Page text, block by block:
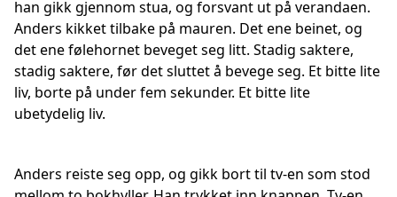
han gikk gjennom stua, og forsvant ut på verandaen.
Anders kikket tilbake på mauren. Det ene beinet, og
det ene følehornet beveget seg litt. Stadig saktere,
stadig saktere, før det sluttet å bevege seg. Et bitte lite
liv, borte på under fem sekunder. Et bitte lite
ubetydelig liv.
Anders reiste seg opp, og gikk bort til tv-en som stod